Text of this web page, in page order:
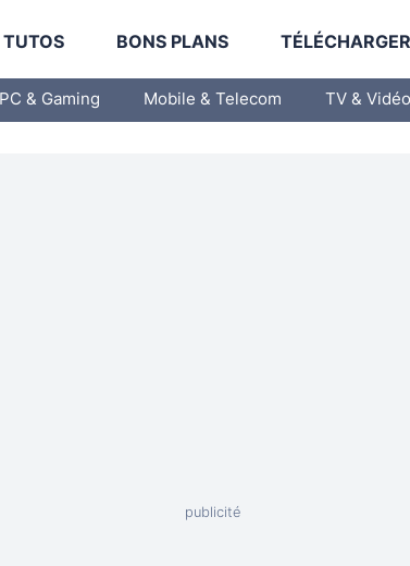
TUTOS BONS PLANS
PC & Gaming Mobile & Telecom TV & Vidéo